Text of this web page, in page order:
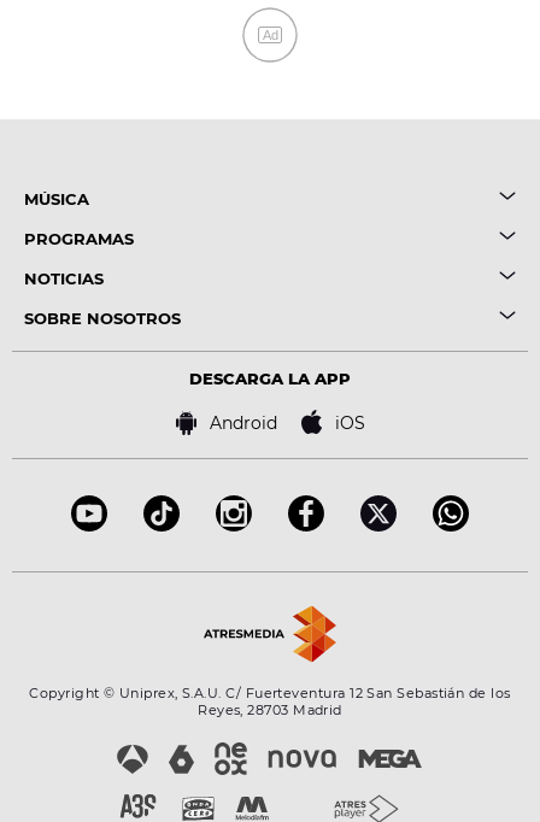
Ad
MÚSICA
PROGRAMAS
NOTICIAS
SOBRE NOSOTROS
DESCARGA LA APP
Android iOS
Copyright © Uniprex, S.A.U. C/ Fuerteventura 12 San Sebastián de los
Reyes, 28703 Madrid